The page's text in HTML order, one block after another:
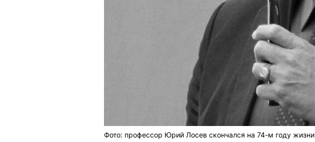
Фото: профессор Юрий Лосев скончался на 74-м году жизни